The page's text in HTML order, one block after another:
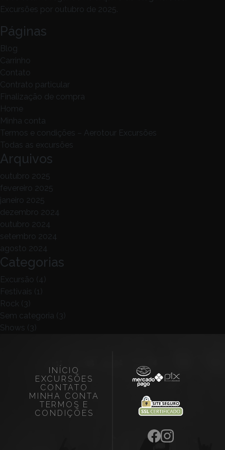
Excursões por outubro de 2025.
Páginas
Blog
Carrinho
Contato
Contrato particular
Finalização de compra
Home
Minha conta
Termos e condições – Aerotour Excursões
Todas as excursões
Arquivos
outubro 2025
fevereiro 2025
janeiro 2025
dezembro 2024
outubro 2024
setembro 2024
agosto 2024
Categorias
Excursão (4)
Festivais (1)
Rock (3)
Sem categoria (3)
Shows (3)
INÍCIO
EXCURSÕES
CONTATO
MINHA CONTA
TERMOS E
CONDIÇÕES